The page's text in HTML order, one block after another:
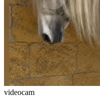
videocam